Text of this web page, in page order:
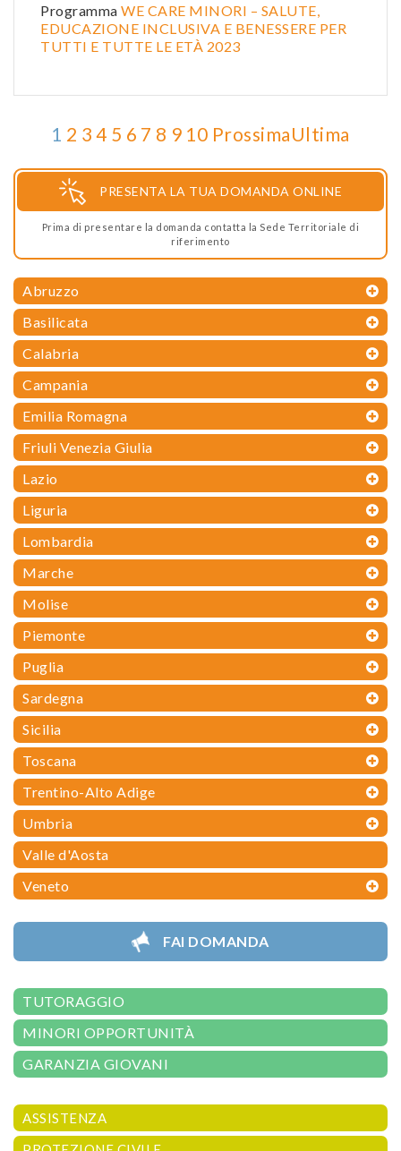
Programma WE CARE MINORI – SALUTE,
EDUCAZIONE INCLUSIVA E BENESSERE PER
TUTTI E TUTTE LE ETÀ 2023
1 2 3 4 5 6 7 8 9 10 ProssimaUltima
PRESENTA LA TUA DOMANDA ONLINE
Prima di presentare la domanda contatta la Sede Territoriale di
riferimento
Abruzzo
Basilicata
Calabria
Campania
Emilia Romagna
Friuli Venezia Giulia
Lazio
Liguria
Lombardia
Marche
Molise
Piemonte
Puglia
Sardegna
Sicilia
Toscana
Trentino-Alto Adige
Umbria
Valle d'Aosta
Veneto
FAI DOMANDA
TUTORAGGIO
MINORI OPPORTUNITÀ
GARANZIA GIOVANI
ASSISTENZA